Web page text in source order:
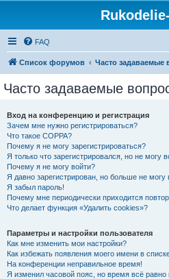
FAQ
Список форумов Часто задаваемые
Часто задаваемые
Вход на конференцию и регистрация
Зачем мне нужно регистрироваться?
Что такое COPPA?
Почему я не могу зарегистрироваться?
Я только что зарегистрировался, но не могу
Почему я не могу войти?
Я давно зарегистрирован, но больше не могу
Я забыл пароль!
Почему мне периодически приходится
Что делает функция «Удалить cookies»?
Параметры и настройки пользователя
Как мне изменить мои настройки?
Как избежать появления моего имени в
На конференции неправильное время!
Я изменил часовой пояс, но время всё равно